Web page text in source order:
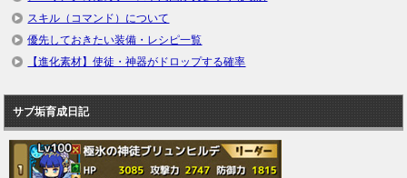
スキル（コマンド）について
優先しておきたい装備・レシピ一覧
【進化素材】使徒・神器がドロップする確率
サブ垢育成日記